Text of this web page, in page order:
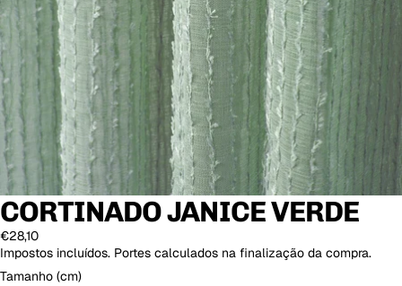
CORTINADO JANICE VERDE
€28,10
Impostos incluídos. Portes calculados na finalização da compra.
Tamanho (cm)